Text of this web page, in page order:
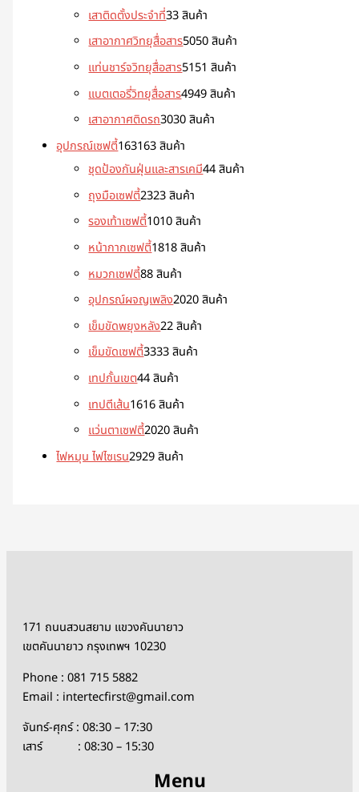
เสาติดตั้งประจำที่33 สินค้า
เสาอากาศวิทยุสื่อสาร5050 สินค้า
แท่นชาร์จวิทยุสื่อสาร5151 สินค้า
แบตเตอรี่วิทยุสื่อสาร4949 สินค้า
เสาอากาศติดรถ3030 สินค้า
อุปกรณ์เซฟตี้163163 สินค้า
ชุดป้องกันฝุ่นและสารเคมี44 สินค้า
ถุงมือเซฟตี้2323 สินค้า
รองเท้าเซฟตี้1010 สินค้า
หน้ากากเซฟตี้1818 สินค้า
หมวกเซฟตี้88 สินค้า
อุปกรณ์ผจญเพลิง2020 สินค้า
เข็มขัดพยุงหลัง22 สินค้า
เข็มขัดเซฟตี้3333 สินค้า
เทปกั้นเขต44 สินค้า
เทปตีเส้น1616 สินค้า
แว่นตาเซฟตี้2020 สินค้า
ไฟหมุน ไฟไซเรน2929 สินค้า
171 ถนนสวนสยาม แขวงคันนายาว
เขตคันนายาว กรุงเทพฯ 10230
Phone : 081 715 5882
Email : intertecfirst@gmail.com
จันทร์-ศุกร์ : 08:30 – 17:30
เสาร์ : 08:30 – 15:30
Menu